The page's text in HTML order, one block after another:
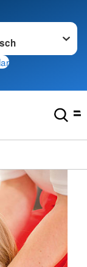
wechseln zu